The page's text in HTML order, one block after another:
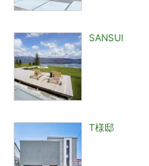
SANSUI
T様邸